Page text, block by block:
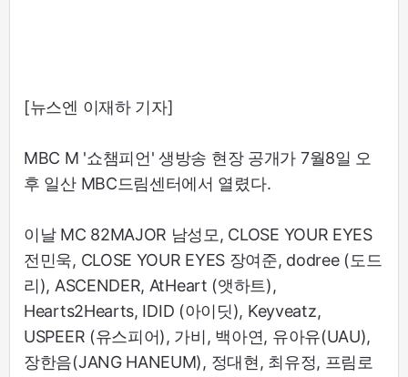
[뉴스엔 이재하 기자]
MBC M '쇼챔피언' 생방송 현장 공개가 7월8일 오
후 일산 MBC드림센터에서 열렸다.
이날 MC 82MAJOR 남성모, CLOSE YOUR EYES
전민욱, CLOSE YOUR EYES 장여준, dodree (도드
리), ASCENDER, AtHeart (앳하트),
Hearts2Hearts, IDID (아이딧), Keyveatz,
USPEER (유스피어), 가비, 백아연, 유아유(UAU),
장한음(JANG HANEUM), 정대현, 최유정, 프림로